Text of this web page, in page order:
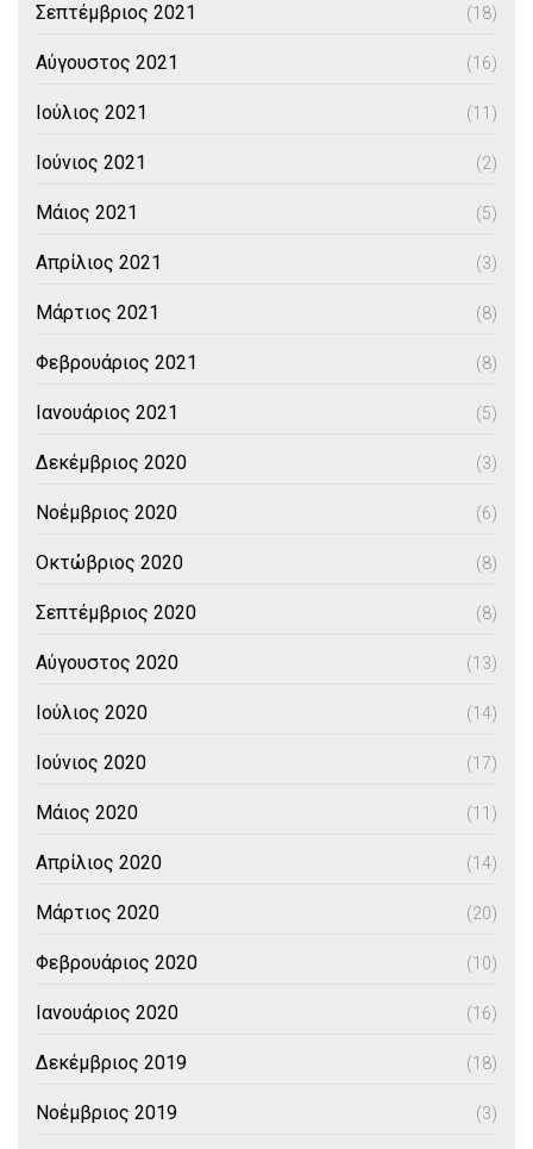
Σεπτέμβριος 2021 (18)
Αύγουστος 2021 (16)
Ιούλιος 2021 (11)
Ιούνιος 2021 (2)
Μάιος 2021 (5)
Απρίλιος 2021 (3)
Μάρτιος 2021 (8)
Φεβρουάριος 2021 (8)
Ιανουάριος 2021 (5)
Δεκέμβριος 2020 (3)
Νοέμβριος 2020 (6)
Οκτώβριος 2020 (8)
Σεπτέμβριος 2020 (8)
Αύγουστος 2020 (13)
Ιούλιος 2020 (14)
Ιούνιος 2020 (17)
Μάιος 2020 (11)
Απρίλιος 2020 (14)
Μάρτιος 2020 (20)
Φεβρουάριος 2020 (10)
Ιανουάριος 2020 (16)
Δεκέμβριος 2019 (18)
Νοέμβριος 2019 (3)